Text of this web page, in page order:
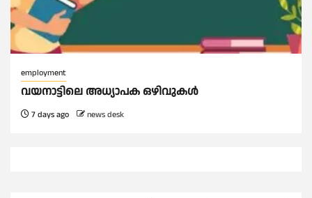
employment
വയനാട്ടിലെ അധ്യാപക ഒഴിവുകൾ
7 days ago news desk